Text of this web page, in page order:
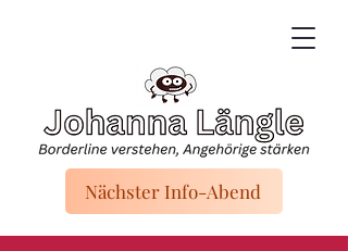
Nächster Info-Abend